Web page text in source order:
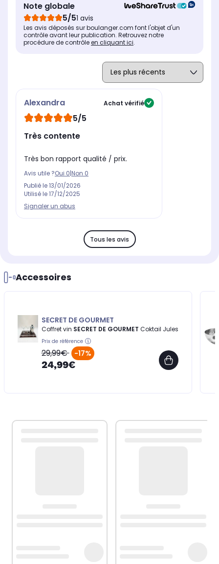
Note globale
5/51 avis
Les avis déposés sur boulanger.com font l'objet d'un
contrôle avant leur publication. Retrouvez notre
procédure de contrôleen cliquant ici.
Alexandra Achat vérifié
5/5
Très contente
Très bon rapport qualité / prix.
Avis utile ?Oui 0 Non 0
Publié le13/01/2026
Utilisé le17/12/2025
Signaler un abus
Tous les avis
Accessoires
SECRET DE GOURMET
Coffret vin SECRET DE GOURMET Coktail Jules
Prix de référence
29,99€ -17%
24,99€